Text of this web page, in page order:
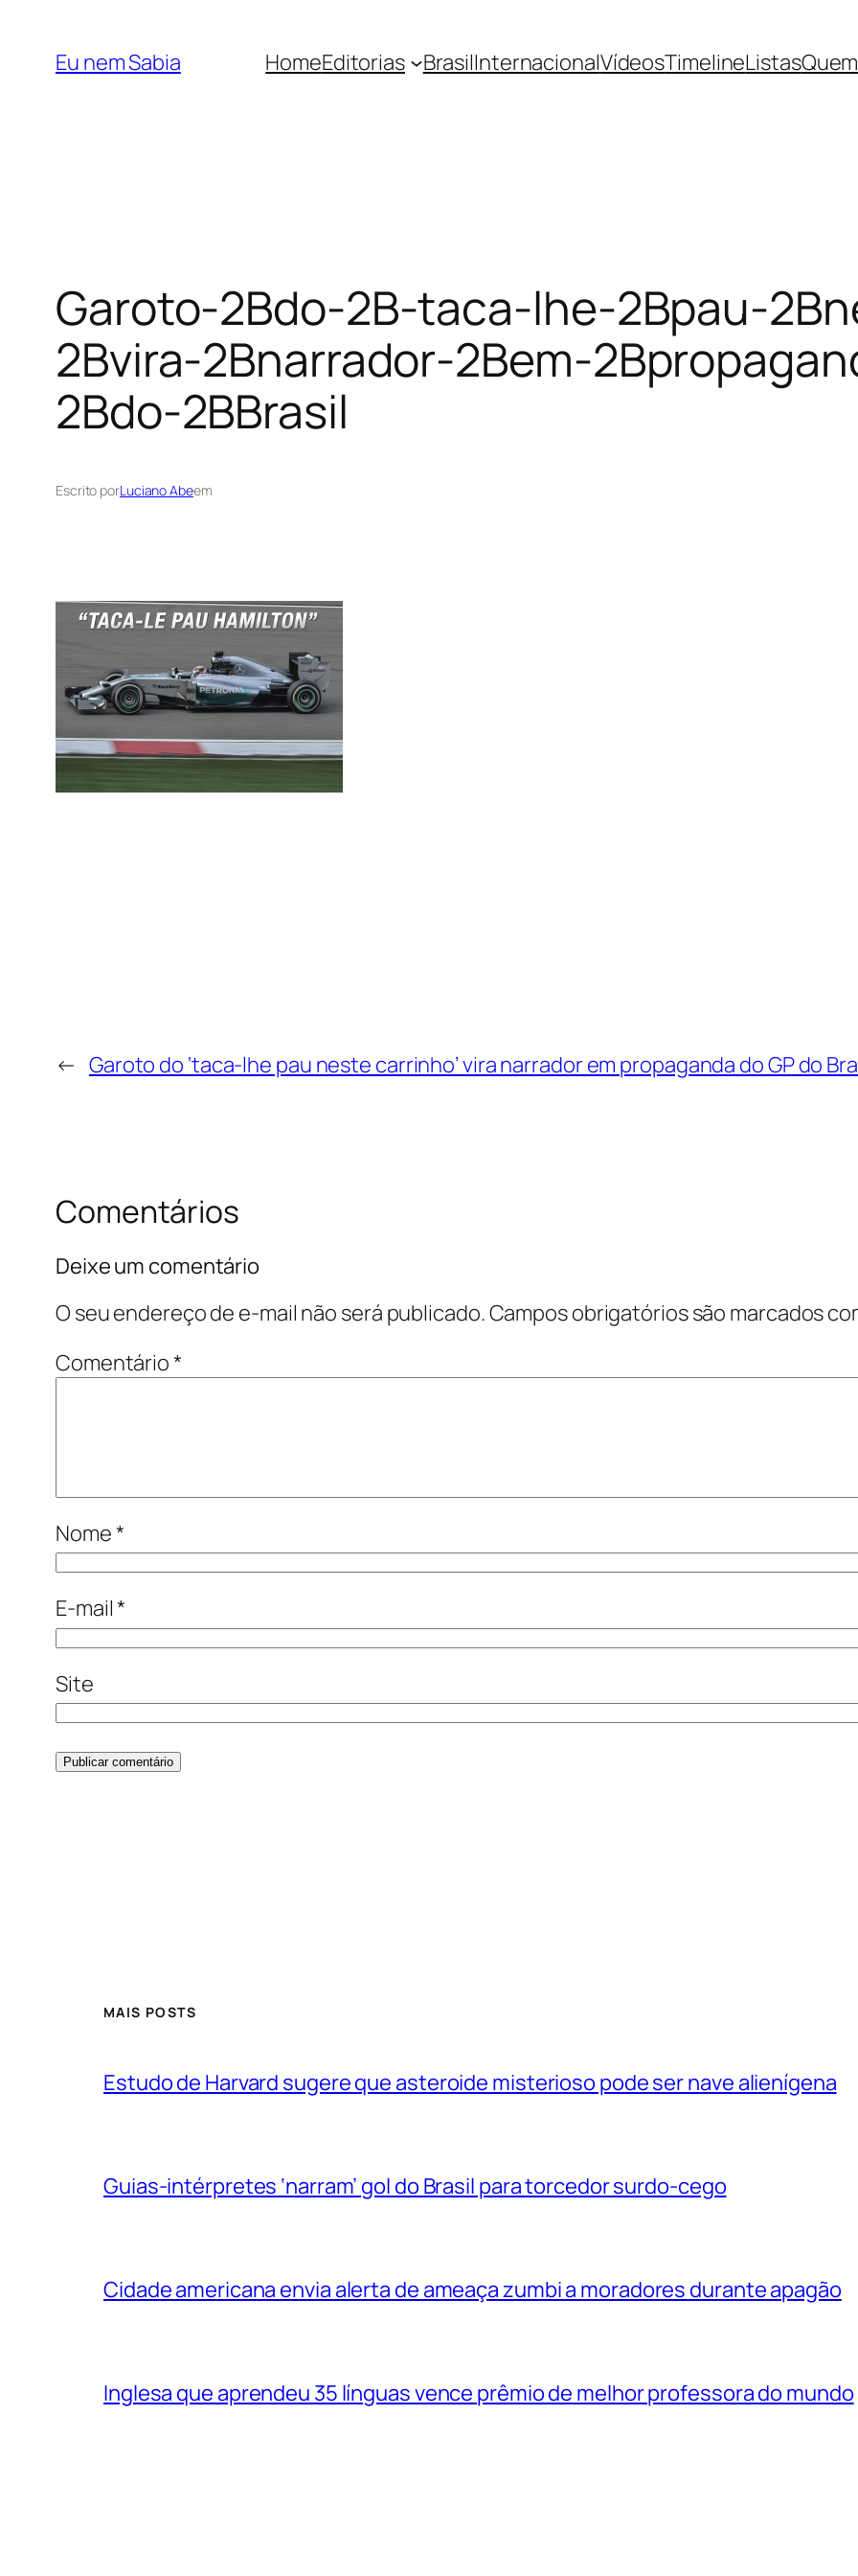
Eu nem Sabia HomeEditorias BrasilInternacionalVídeosTimelineListas
Garoto-2Bdo-2B-taca-lhe-2Bpau-
2Bvira-2Bnarrador-2Bem-
2Bdo-2BBrasil
Escrito porLuciano Abeem
← Garoto do ‘taca-lhe pau neste carrinho’ vira narrador em propaganda do GP do
Comentários
Deixe um comentário
O seu endereço de e-mail não será publicado.Campos obrigatórios são marcados
Comentário*
Nome*
E-mail*
Site
MAIS POSTS
Estudo de Harvard sugere que asteroide misterioso pode ser nave alienígena
Guias-intérpretes ‘narram’ gol do Brasil para torcedor surdo-cego
Cidade americana envia alerta de ameaça zumbi a moradores durante apagão
Inglesa que aprendeu 35 línguas vence prêmio de melhor professora do mundo